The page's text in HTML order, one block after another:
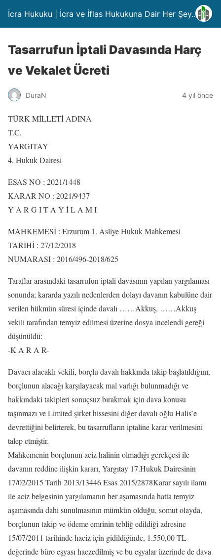
İcra Hukuku | İcra ve İflas Hukukuna Dair Her Şey….
Tasarrufun İptali Davasında Harç
ve Vekalet Ücreti
DuraN 4 yıl önce
TÜRK MİLLETİ ADINA
T.C.
YARGITAY
4. Hukuk Dairesi
ESAS NO : 2021/1448
KARAR NO : 2021/9437
Y A R G I T A Y İ L A M I
MAHKEMESİ : Erzurum 1. Asliye Hukuk Mahkemesi
TARİHİ : 27/12/2018
NUMARASI : 2016/496-2018/625
Taraflar arasındaki tasarrufun iptali davasının yapılan yargılaması
sonunda; kararda yazılı nedenlerden dolayı davanın kabulüne dair
verilen hükmün süresi içinde davalı ……Akkuş, ……Akkuş
vekili tarafından temyiz edilmesi üzerine dosya incelendi gereği
düşünüldü:
-K A R A R-
Davacı alacaklı vekili, borçlu davalı hakkında takip başlatıldığını,
borçlunun alacağı karşılayacak mal varlığı bulunmadığı ve
hakkındaki takipleri sonuçsuz bırakmak için dava konusu
taşınmazı ve Limited şirket hissesini diğer davalı oğlu Halis’e
devrettiğini belirterek, bu tasarrufların iptaline karar verilmesini
talep etmiştir.
Mahkemenin borçlunun aciz halinin olmadığı gerekçesi ile
davanın reddine ilişkin kararı, Yargıtay 17.Hukuk Dairesinin
17/02/2015 Tarih 2013/13446 Esas 2015/2878Karar sayılı ilamı
ile aciz belgesinin yargılamanın her aşamasında hatta temyiz
aşamasında dahi sunulmasının mümkün olduğu, somut olayda,
borçlunun takip ve ödeme emrinin tebliğ edildiği adresine
15/07/2011 tarihinde haciz için gidildiğinde, 1.550,00 TL
değerinde büro eşyası haczedilmiş ve bu eşyalar üzerinde de dava